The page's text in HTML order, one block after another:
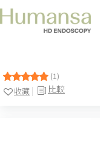
(1)
比較
收藏